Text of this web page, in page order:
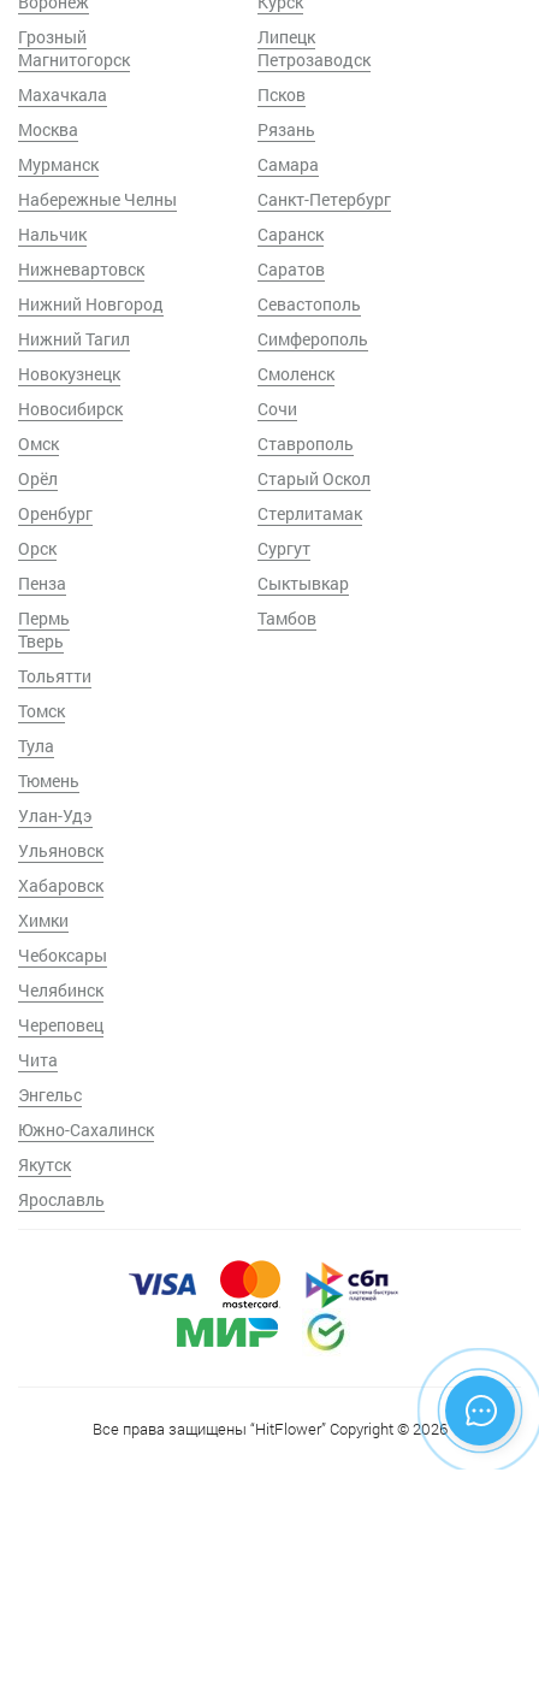
Грозный
Липецк
Магнитогорск
Махачкала
Москва
Мурманск
Набережные Челны
Нальчик
Нижневартовск
Нижний Новгород
Нижний Тагил
Новокузнецк
Новосибирск
Омск
Орёл
Оренбург
Орск
Пенза
Пермь
Петрозаводск
Псков
Рязань
Самара
Санкт-Петербург
Саранск
Саратов
Севастополь
Симферополь
Смоленск
Сочи
Ставрополь
Старый Оскол
Стерлитамак
Сургут
Сыктывкар
Тамбов
Тверь
Тольятти
Томск
Тула
Тюмень
Улан-Удэ
Ульяновск
Хабаровск
Химки
Чебоксары
Челябинск
Череповец
Чита
Энгельс
Южно-Сахалинск
Якутск
Ярославль
Все права защищены “HitFlower” Copyright © 2026